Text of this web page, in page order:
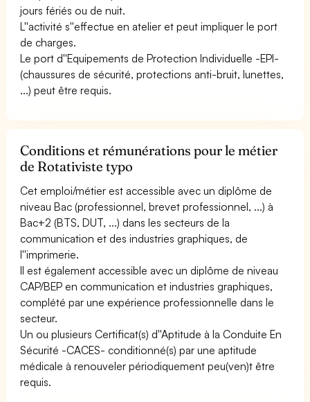
jours fériés ou de nuit.
L''activité s''effectue en atelier et peut impliquer le port
de charges.
Le port d''Equipements de Protection Individuelle -EPI-
(chaussures de sécurité, protections anti-bruit, lunettes,
...) peut être requis.
Conditions et rémunérations pour le métier
de Rotativiste typo
Cet emploi/métier est accessible avec un diplôme de
niveau Bac (professionnel, brevet professionnel, ...) à
Bac+2 (BTS, DUT, ...) dans les secteurs de la
communication et des industries graphiques, de
l''imprimerie.
Il est également accessible avec un diplôme de niveau
CAP/BEP en communication et industries graphiques,
complété par une expérience professionnelle dans le
secteur.
Un ou plusieurs Certificat(s) d''Aptitude à la Conduite En
Sécurité -CACES- conditionné(s) par une aptitude
médicale à renouveler périodiquement peu(ven)t être
requis.